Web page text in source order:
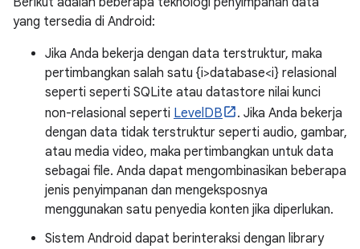
yang tersedia di Android:
Jika Anda bekerja dengan data terstruktur, maka
pertimbangkan salah satu {i>database<i} relasional
seperti seperti SQLite atau datastore nilai kunci
non-relasional seperti LevelDB
. Jika Anda bekerja
dengan data tidak terstruktur seperti audio, gambar,
atau media video, maka pertimbangkan untuk data
sebagai file. Anda dapat mengombinasikan beberapa
jenis penyimpanan dan mengeksposnya
menggunakan satu penyedia konten jika diperlukan.
Sistem Android dapat berinteraksi dengan library